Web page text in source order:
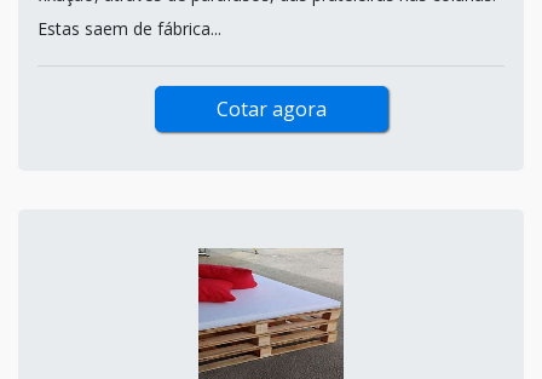
Estas saem de fábrica...
Cotar agora